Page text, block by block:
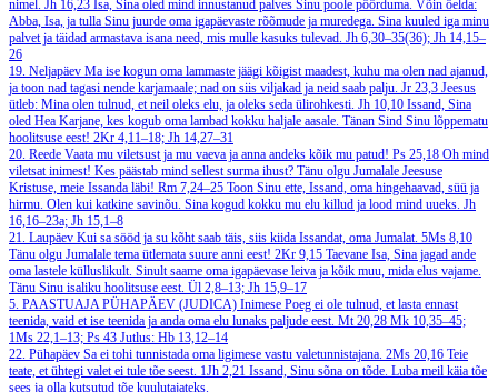
nimel. Jh 16,23 Isa, Sina oled mind innustanud palves Sinu poole pöörduma. Võin öelda:
Abba, Isa, ja tulla Sinu juurde oma igapäevaste rõõmude ja muredega. Sina kuuled iga minu
palvet ja täidad armastava isana need, mis mulle kasuks tulevad. Jh 6,30–35(36); Jh 14,15–
26
19. Neljapäev Ma ise kogun oma lammaste jäägi kõigist maadest, kuhu ma olen nad ajanud,
ja toon nad tagasi nende karjamaale; nad on siis viljakad ja neid saab palju. Jr 23,3 Jeesus
ütleb: Mina olen tulnud, et neil oleks elu, ja oleks seda ülirohkesti. Jh 10,10 Issand, Sina
oled Hea Karjane, kes kogub oma lambad kokku haljale aasale. Tänan Sind Sinu lõppematu
hoolitsuse eest! 2Kr 4,11–18; Jh 14,27–31
20. Reede Vaata mu viletsust ja mu vaeva ja anna andeks kõik mu patud! Ps 25,18 Oh mind
viletsat inimest! Kes päästab mind sellest surma ihust? Tänu olgu Jumalale Jeesuse
Kristuse, meie Issanda läbi! Rm 7,24–25 Toon Sinu ette, Issand, oma hingehaavad, süü ja
hirmu. Olen kui katkine savinõu. Sina kogud kokku mu elu killud ja lood mind uueks. Jh
16,16–23a; Jh 15,1–8
21. Laupäev Kui sa sööd ja su kõht saab täis, siis kiida Issandat, oma Jumalat. 5Ms 8,10
Tänu olgu Jumalale tema ütlemata suure anni eest! 2Kr 9,15 Taevane Isa, Sina jagad ande
oma lastele külluslikult. Sinult saame oma igapäevase leiva ja kõik muu, mida elus vajame.
Tänu Sinu isaliku hoolitsuse eest. Ül 2,8–13; Jh 15,9–17
5. PAASTUAJA PÜHAPÄEV (JUDICA) Inimese Poeg ei ole tulnud, et lasta ennast
teenida, vaid et ise teenida ja anda oma elu lunaks paljude eest. Mt 20,28 Mk 10,35–45;
1Ms 22,1–13; Ps 43 Jutlus: Hb 13,12–14
22. Pühapäev Sa ei tohi tunnistada oma ligimese vastu valetunnistajana. 2Ms 20,16 Teie
teate, et ühtegi valet ei tule tõe seest. 1Jh 2,21 Issand, Sinu sõna on tõde. Luba meil käia tõe
sees ja olla kutsutud tõe kuulutajateks.